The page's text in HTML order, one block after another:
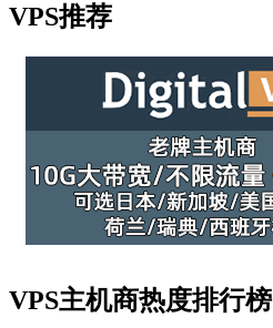
VPS推荐
VPS主机商热度排行榜